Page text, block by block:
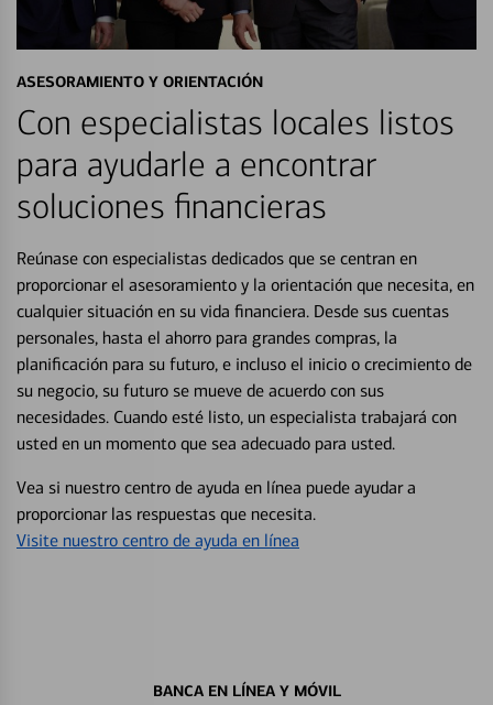
ASESORAMIENTO Y ORIENTACIÓN
Con especialistas locales listos
para ayudarle a encontrar
soluciones financieras
Reúnase con especialistas dedicados que se centran en
proporcionar el asesoramiento y la orientación que necesita, en
cualquier situación en su vida financiera. Desde sus cuentas
personales, hasta el ahorro para grandes compras, la
planificación para su futuro, e incluso el inicio o crecimiento de
su negocio, su futuro se mueve de acuerdo con sus
necesidades. Cuando esté listo, un especialista trabajará con
usted en un momento que sea adecuado para usted.
Vea si nuestro centro de ayuda en línea puede ayudar a
proporcionar las respuestas que necesita.
Visite nuestro centro de ayuda en línea
BANCA EN LÍNEA Y MÓVIL